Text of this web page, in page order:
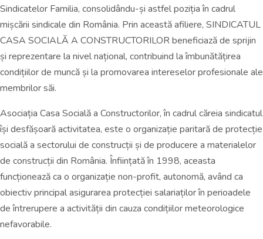
Sindicatelor Familia, consolidându-și astfel poziția în cadrul
mișcării sindicale din România. Prin această afiliere, SINDICATUL
CASA SOCIALĂ A CONSTRUCTORILOR beneficiază de sprijin
și reprezentare la nivel național, contribuind la îmbunătățirea
condițiilor de muncă și la promovarea intereselor profesionale ale
membrilor săi.
Asociația Casa Socială a Constructorilor, în cadrul căreia sindicatul
își desfășoară activitatea, este o organizație paritară de protecție
socială a sectorului de construcții și de producere a materialelor
de construcții din România. Înființată în 1998, aceasta
funcționează ca o organizație non-profit, autonomă, având ca
obiectiv principal asigurarea protecției salariaților în perioadele
de întrerupere a activității din cauza condițiilor meteorologice
nefavorabile.